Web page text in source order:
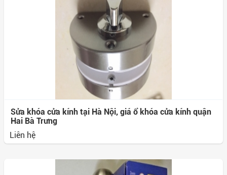
Sửa khóa cửa kính tại Hà Nội, giá ổ khóa cửa kính quận
Hai Bà Trưng
Liên hệ